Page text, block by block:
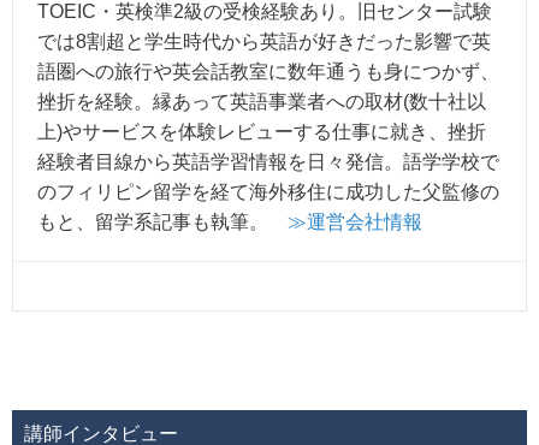
TOEIC・英検準2級の受検経験あり。旧センター試験
では8割超と学生時代から英語が好きだった影響で英
語圏への旅行や英会話教室に数年通うも身につかず、
挫折を経験。縁あって英語事業者への取材(数十社以
上)やサービスを体験レビューする仕事に就き、挫折
経験者目線から英語学習情報を日々発信。語学学校で
のフィリピン留学を経て海外移住に成功した父監修の
もと、留学系記事も執筆。 ≫運営会社情報
講師インタビュー